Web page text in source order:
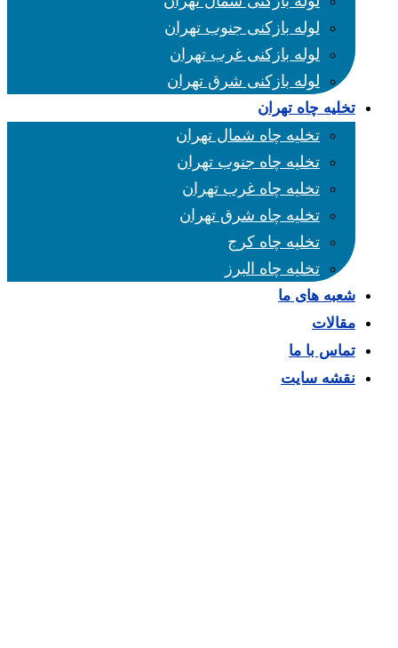
لوله بازکنی جنوب تهران
لوله بازکنی غرب تهران
لوله بازکنی شرق تهران
تخلیه چاه تهران
تخلیه چاه شمال تهران
تخلیه چاه جنوب تهران
تخلیه چاه غرب تهران
تخلیه چاه شرق تهران
تخلیه چاه کرج
تخلیه چاه البرز
شعبه های ما
مقالات
تماس با ما
نقشه سایت